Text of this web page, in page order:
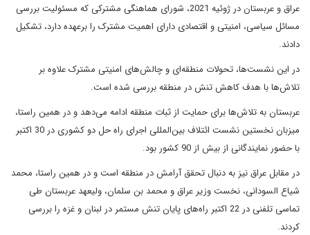
عراق و عربستان در ژوئیه 2021، شورای هماهنگی مشترکی که مسئولیت بررسی
مسائل سیاسی، امنیتی و اقتصادی دارای اهمیت مشترک را برعهده دارد، تشکیل
دادند.
در این نشست‌ها، تحولات منطقه‌ای و چالش‌های امنیتی مشترک علاوه بر
تلاش‌ها با هدف کاهش تنش در منطقه بررسی شده است.
عربستان به تلاش‌ها برای حمایت از ثبات منطقه ادامه می‌دهد و در همین راستا،
میزبان نخستین نشست ائتلاف بین‌المللی اجرای راه حل دو کشوری در 30 اکتبر
با حضور نمایندگانی از بیش از 90 کشور بود.
در مقابل عراق نیز به دنبال تحقق آرامش در منطقه است و در همین راستا، محمد
شیاع السودانی، نخست وزیر عراق و محمد بن سلمان، ولیعهد عربستان طی
تماسی تلفنی در 22 اکتبر راه‌های پایان تنش مستمر در لبنان و غزه را بررسی
کردند.